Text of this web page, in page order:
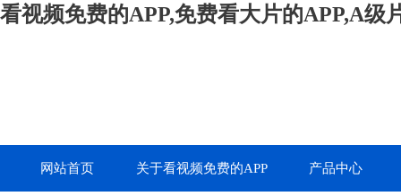
看视频免费的APP,免费看大片的APP,A级
网站首页 关于看视频免费的APP 产品中心